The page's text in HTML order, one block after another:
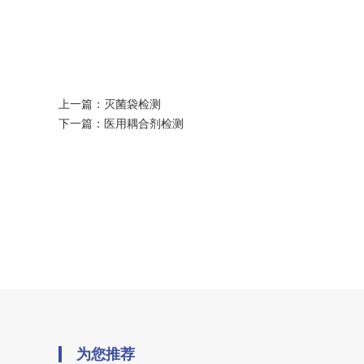
上一篇： 灭菌袋检测
下一篇： 医用耦合剂检测
为您推荐